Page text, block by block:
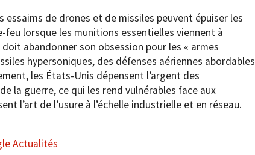
essaims de drones et de missiles peuvent épuiser les
lorsque les munitions essentielles viennent à
abandonner son obsession pour les « armes
hypersoniques, des défenses aériennes abordables
les États-Unis dépensent l’argent des
la guerre, ce qui les rend vulnérables face aux
l’art de l’usure à l’échelle industrielle et en réseau.
Actualités